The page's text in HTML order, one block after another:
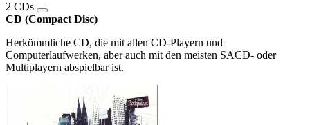
2 CDs
CD (Compact Disc)
Herkömmliche CD, die mit allen CD-Playern und
Computerlaufwerken, aber auch mit den meisten SACD- oder
Multiplayern abspielbar ist.